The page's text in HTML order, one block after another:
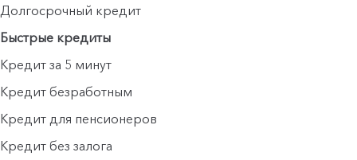
Долгосрочный кредит
Быстрые кредиты
Кредит за 5 минут
Кредит безработным
Кредит для пенсионеров
Кредит без залога